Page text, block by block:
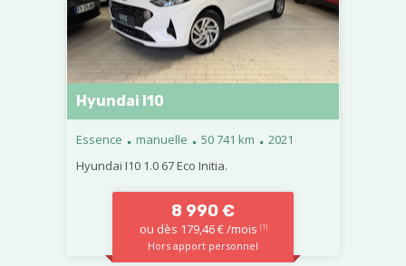
Hyundai I10
Essence . manuelle . 50 741 km . 2021
Hyundai I10 1.0 67 Eco Initia.
8 990 €
ou dès 179,46 € /mois (1)
Hors apport personnel